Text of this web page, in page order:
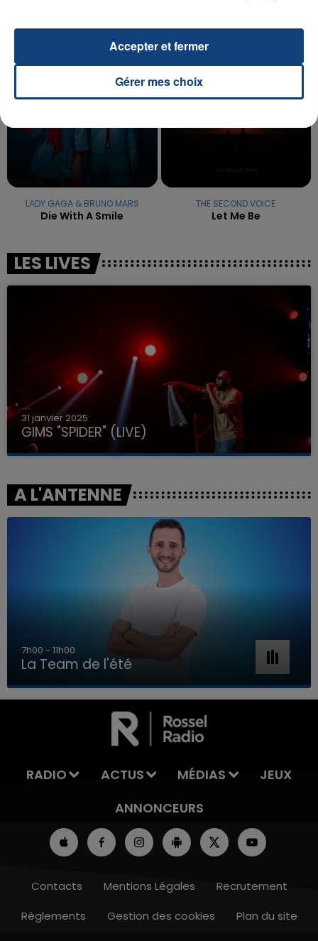
LA TEAM DE L'ÉTÉ
LADY GAGA & BRUNO MARS
Die With A Smile
THE SECOND VOICE
Let Me Be
LES LIVES
31 janvier 2025
GIMS "SPIDER" (LIVE)
A L'ANTENNE
7h00 - 11h00
La Team de l'été
RADIO ACTUS MÉDIAS
JEUX
ANNONCEURS
Contacts Mentions Légales
Recrutement
Règlements
Gestion des cookies Plan du site
Gérer mes choix
Accepter et fermer